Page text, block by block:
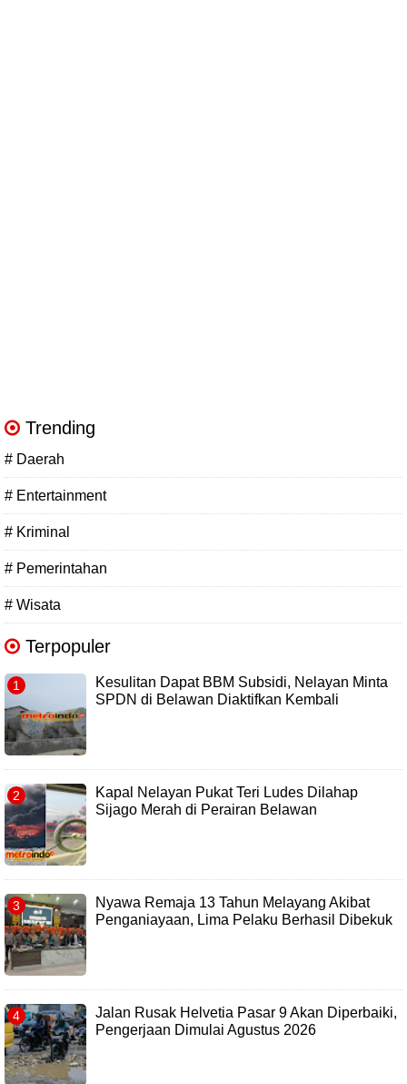
Trending
# Daerah
# Entertainment
# Kriminal
# Pemerintahan
# Wisata
Terpopuler
Kesulitan Dapat BBM Subsidi, Nelayan Minta
SPDN di Belawan Diaktifkan Kembali
Kapal Nelayan Pukat Teri Ludes Dilahap
Sijago Merah di Perairan Belawan
Nyawa Remaja 13 Tahun Melayang Akibat
Penganiayaan, Lima Pelaku Berhasil Dibekuk
Jalan Rusak Helvetia Pasar 9 Akan Diperbaiki,
Pengerjaan Dimulai Agustus 2026